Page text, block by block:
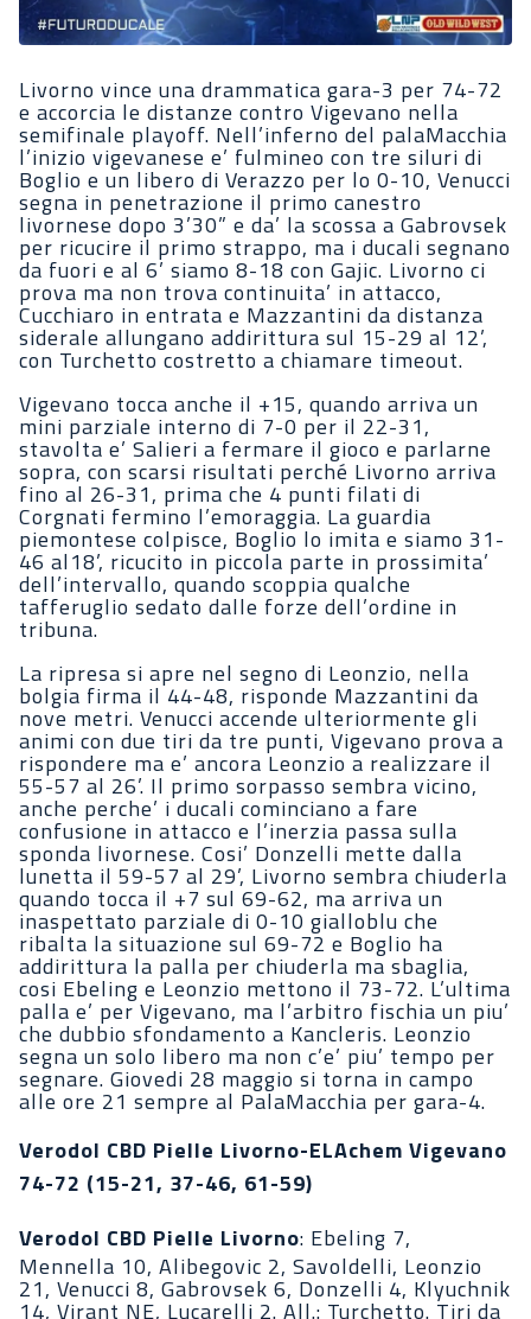
Livorno vince una drammatica gara-3 per 74-72
e accorcia le distanze contro Vigevano nella
semifinale playoff. Nell’inferno del palaMacchia
l’inizio vigevanese e’ fulmineo con tre siluri di
Boglio e un libero di Verazzo per lo 0-10, Venucci
segna in penetrazione il primo canestro
livornese dopo 3’30” e da’ la scossa a Gabrovsek
per ricucire il primo strappo, ma i ducali segnano
da fuori e al 6’ siamo 8-18 con Gajic. Livorno ci
prova ma non trova continuita’ in attacco,
Cucchiaro in entrata e Mazzantini da distanza
siderale allungano addirittura sul 15-29 al 12’,
con Turchetto costretto a chiamare timeout.
Vigevano tocca anche il +15, quando arriva un
mini parziale interno di 7-0 per il 22-31,
stavolta e’ Salieri a fermare il gioco e parlarne
sopra, con scarsi risultati perché Livorno arriva
fino al 26-31, prima che 4 punti filati di
Corgnati fermino l’emoraggia. La guardia
piemontese colpisce, Boglio lo imita e siamo 31-
46 al18’, ricucito in piccola parte in prossimita’
dell’intervallo, quando scoppia qualche
tafferuglio sedato dalle forze dell’ordine in
tribuna.
La ripresa si apre nel segno di Leonzio, nella
bolgia firma il 44-48, risponde Mazzantini da
nove metri. Venucci accende ulteriormente gli
animi con due tiri da tre punti, Vigevano prova a
rispondere ma e’ ancora Leonzio a realizzare il
55-57 al 26’. Il primo sorpasso sembra vicino,
anche perche’ i ducali cominciano a fare
confusione in attacco e l’inerzia passa sulla
sponda livornese. Cosi’ Donzelli mette dalla
lunetta il 59-57 al 29’, Livorno sembra chiuderla
quando tocca il +7 sul 69-62, ma arriva un
inaspettato parziale di 0-10 gialloblu che
ribalta la situazione sul 69-72 e Boglio ha
addirittura la palla per chiuderla ma sbaglia,
cosi Ebeling e Leonzio mettono il 73-72. L’ultima
palla e’ per Vigevano, ma l’arbitro fischia un piu’
che dubbio sfondamento a Kancleris. Leonzio
segna un solo libero ma non c’e’ piu’ tempo per
segnare. Giovedi 28 maggio si torna in campo
alle ore 21 sempre al PalaMacchia per gara-4.
Verodol CBD Pielle Livorno-ELAchem Vigevano
74-72 (15-21, 37-46, 61-59)
Verodol CBD Pielle Livorno: Ebeling 7,
Mennella 10, Alibegovic 2, Savoldelli, Leonzio
21, Venucci 8, Gabrovsek 6, Donzelli 4, Klyuchnik
14, Virant NE, Lucarelli 2. All.: Turchetto. Tiri da